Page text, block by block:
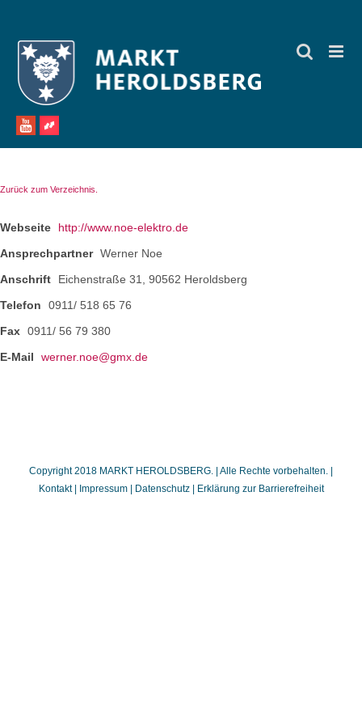
springen
Zurück zum Verzeichnis.
Webseite
http://www.noe-elektro.de
Ansprechpartner Werner Noe
Anschrift
Eichenstraße 31, 90562 Heroldsberg
Telefon
0911/ 518 65 76
Fax 0911/ 56 79 380
E-Mail
werner.noe@gmx.de
Copyright 2018 MARKT HEROLDSBERG. | Alle Rechte vorbehalten. |
Kontakt
Impressum| Datenschutz| Erklärung zur Barrierefreiheit